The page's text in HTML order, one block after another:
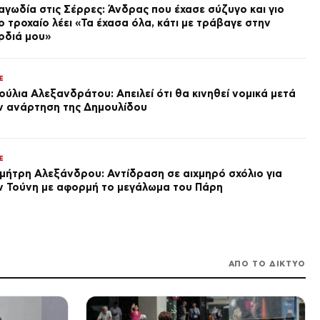
«Μέχρι εδώ! Τώρα θα μιλήσω»
(Βίντεο)
πριν από 2 ώρες
κατηγόρησαν και τελικά έγινε
λάθος
πριν από 2 ώρες
του καύσωνα – Κιμ Γιονγκ Ουν
ιδρώνει για τον λαό
πριν από 2 ώρες
χαρτοφυλάκιο έργων ΑΠΕ άνω
των 2 GW σε Πολωνία και
Ουγγαρία
στις Σέρρες: Άνδρας που έχασε σύζυγο και γιο
τροχαίο λέει «Τα έχασα όλα, κάτι με τράβαγε στην
μου»
Αλεξανδράτου: Απειλεί ότι θα κινηθεί νομικά μετά
ανάρτηση της Δημουλίδου
Αλεξάνδρου: Αντίδραση σε αιχμηρό σχόλιο για
Τούνη με αφορμή το μεγάλωμα του Πάρη
ΑΠΟ ΤΟ ΔΙΚΤΥΟ